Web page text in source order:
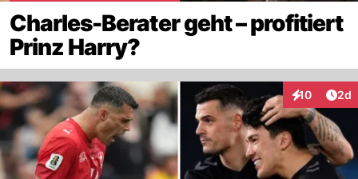
Charles-Berater geht – profitiert
Prinz Harry?
10
Interaktionen
2d